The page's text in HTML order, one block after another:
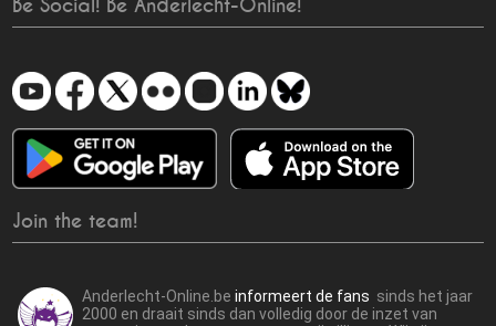
Be Social! Be Anderlecht-Online!
Join the team!
Anderlecht-Online.beinformeert de fans sinds het jaar
2000 en draait sinds dan volledig door de inzet van